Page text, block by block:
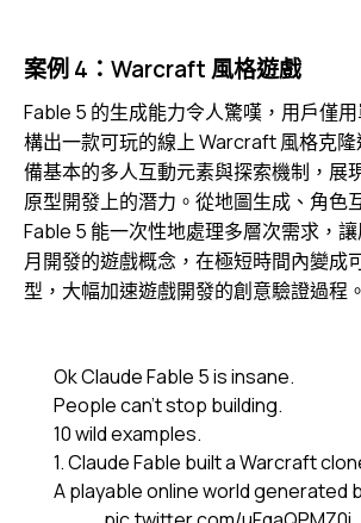
案例 4：Warcraft 風格遊戲
Fable 5 的生成能力令人驚嘆，用戶僅
構出一款可玩的線上 Warcraft 風格克
備基本的多人互動元素與探索機制，展
原型開發上的潛力。從地圖生成、角色
Fable 5 能一次性地處理多層次需求，
月開發的遊戲概念，在極短時間內變成
型，大幅加速遊戲開發的創意驗證過程。
Ok Claude Fable 5 is insane.
People can’t stop building.
10 wild examples.
1. Claude Fable built a Warcraft
A playable online world generated